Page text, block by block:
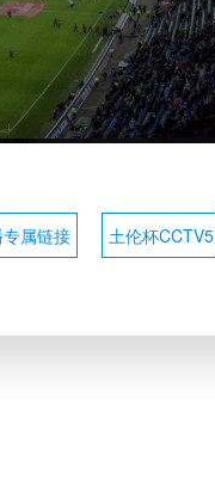
属链接 土伦杯CCTV5